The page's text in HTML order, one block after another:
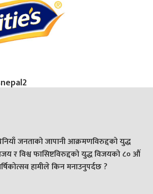
जनताको जापानी आक्रमणविरुद्दको युद्ध
र विश्व फासिष्टविरुद्दको युद्ध विजयको ८० औं
हामीले किन मनाउनुपर्दछ ?